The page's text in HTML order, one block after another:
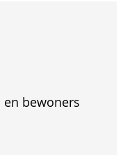
bewoners